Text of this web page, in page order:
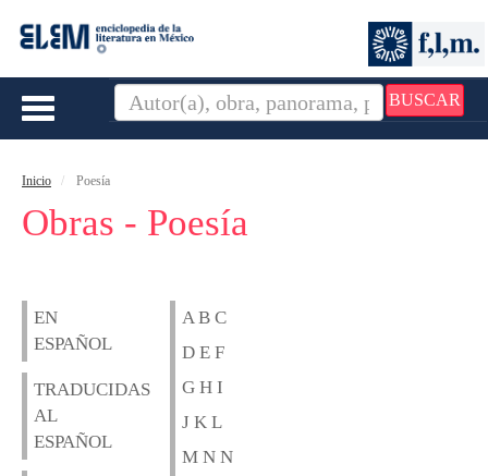
BUSCAR
Toggle
Inicio Poesía
Obras - Poesía
EN
ESPAÑOL
TRADUCIDAS
AL
ESPAÑOL
A B C
D E F
G H I
J K L
M N N